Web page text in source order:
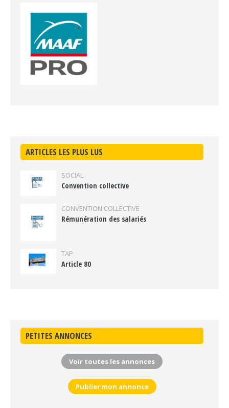
ARTICLES LES PLUS LUS
SOCIAL
Convention collective
CONVENTION COLLECTIVE
Rémunération des salariés
TAP
Article 80
PETITES ANNONCES
Voir toutes les annonces
Publier mon annonce